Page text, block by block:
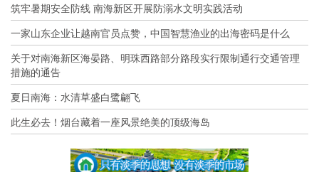
筑牢暑期安全防线 南海新区开展防溺水文明实践活动
一家山东企业让越南官员点赞，中国智慧渔业的出海密码是什么
关于对南海新区海晏路、明珠西路部分路段实行限制通行交通管理
措施的通告
夏日南海：水清草盛白鹭翩飞
此生必去！烟台藏着一座风景绝美的顶级海岛